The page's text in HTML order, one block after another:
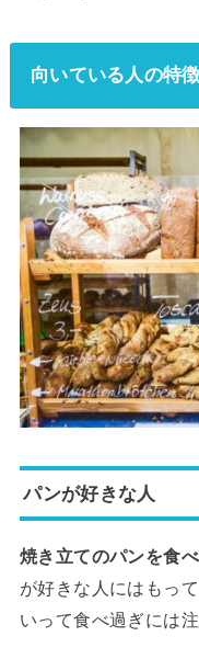
向いている人の特徴
パンが好きな人
焼き立てのパンを食
が好きな人にはもっ
いって食べ過ぎには